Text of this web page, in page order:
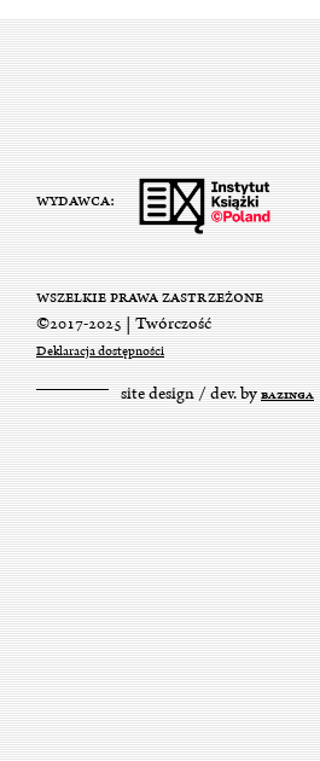
WYDAWCA:
WSZELKIE PRAWA ZASTRZEŻONE
©2017-2025 | Twórczość
Deklaracja dostępności
site design / dev. byBAZINGA